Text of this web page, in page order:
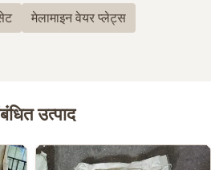
मेलामाइन वेयर प्लेट्स
उत्पाद